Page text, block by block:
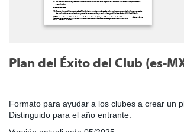
Plan del Éxito del Club (es-
Formato para ayudar a los clubes a crear un
Distinguido para el año entrante.